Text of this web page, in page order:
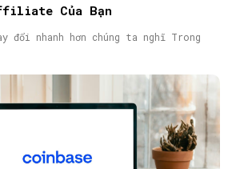
Của Bạn
nhanh hơn chúng ta nghĩ Trong